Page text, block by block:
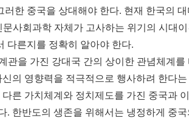
한 중국을 상대해야 한다. 현재 한국의
사회과학 자체가 고사하는 위기의 시대
다른지를 정확히 알아야 한다.
관을 가진 강대국 간의 상이한 관념체계
의 영향력을 적극적으로 행사하려 한다
른 가치체계와 정치제도를 가진 중국과
. 한반도의 생존을 위해서는 냉정하게 중